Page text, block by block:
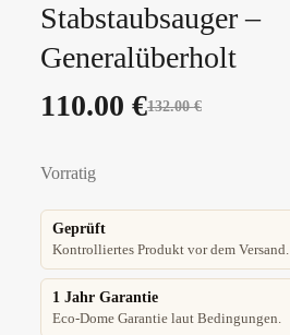
Stabstaubsauger –
Generalüberholt
132.00€
110.00 €
Vorratig
Geprüft
Kontrolliertes Produkt vor dem Versand.
1 Jahr Garantie
Eco-Dome Garantie laut Bedingungen.